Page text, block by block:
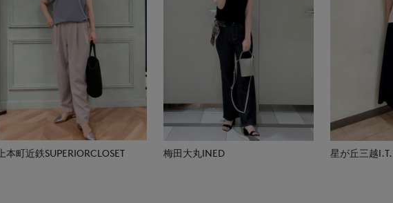
上本町近鉄SUPERIORCLOSET 梅田大丸INED 星が丘三越